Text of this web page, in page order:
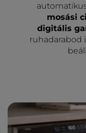
mosási
digitális
ruhadarabod